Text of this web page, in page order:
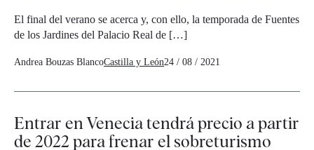
El final del verano se acerca y, con ello, la temporada de Fuentes
de los Jardines del Palacio Real de […]
Andrea Bouzas BlancoCastilla y León24 / 08 / 2021
Entrar en Venecia tendrá precio a partir
de 2022 para frenar el sobreturismo